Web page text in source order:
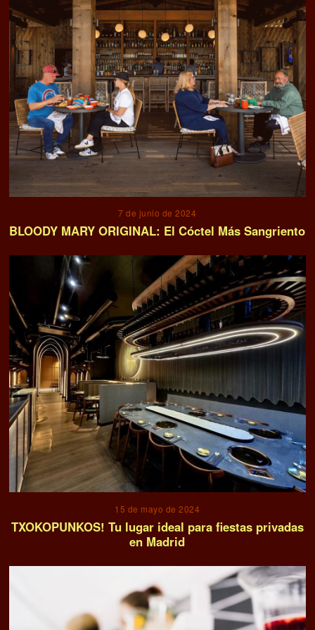
7 de junio de 2024
BLOODY MARY ORIGINAL: El Cóctel Más Sangriento
15 de mayo de 2024
TXOKOPUNKOS! Tu lugar ideal para fiestas privadas
en Madrid